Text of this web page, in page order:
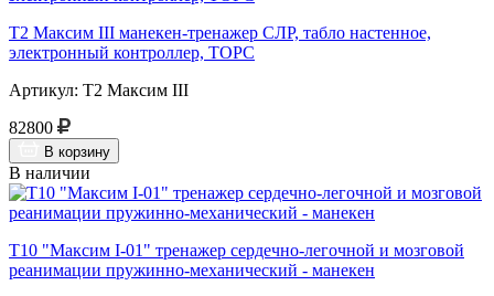
Т2 Максим III манекен-тренажер СЛР, табло настенное,
электронный контроллер, ТОРС
Артикул: Т2 Максим III
82800
В корзину
В наличии
Т10 "Максим I-01" тренажер сердечно-легочной и мозговой
реанимации пружинно-механический - манекен